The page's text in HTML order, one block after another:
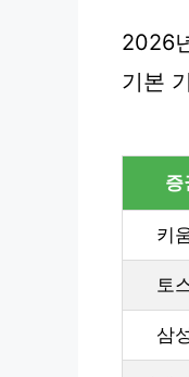
2026
기본
증
키
토
삼